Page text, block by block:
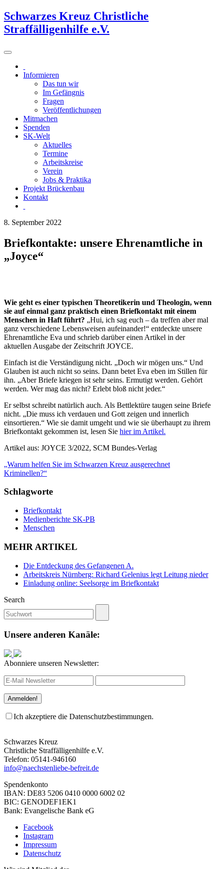
Schwarzes Kreuz Christliche
Straffälligenhilfe e.V.
Informieren
Das tun wir
Im Gefängnis
Fragen
Veröffentlichungen
Mitmachen
Spenden
SK-Welt
Aktuelles
Termine
Arbeitskreise
Verein
Jobs & Praktika
Projekt Brückenbau
Kontakt
8. September 2022
Briefkontakte: unsere Ehrenamtliche in
„Joyce“
Wie geht es einer typischen Theoretikerin und Theologin, wenn
sie auf einmal ganz praktisch einen Briefkontakt mit einem
Menschen in Haft führt? „Hui, ich sag euch – da treffen aber mal
ganz verschiedene Lebensweisen aufeinander!“ entdeckte unsere
Ehrenamtliche Eva und schrieb darüber einen Artikel in der
aktuellen Ausgabe der Zeitschrift JOYCE.
Einfach ist die Verständigung nicht. „Doch wir mögen uns.“ Und
Glauben ist auch nicht so seins. Dann betet Eva eben im Stillen für
ihn. „Aber Briefe kriegen ist sehr seins. Ermutigt werden. Gehört
werden. Wer mag das nicht? Erlebt bloß nicht jeder.“
Er selbst schreibt natürlich auch. Als Bettlektüre taugen seine Briefe
nicht. „Die muss ich verdauen und Gott zeigen und innerlich
einsortieren.“ Wie sie damit umgeht und wie sie überhaupt zu ihrem
Briefkontakt gekommen ist, lesen Sie hier im Artikel.
Artikel aus: JOYCE 3/2022, SCM Bundes-Verlag
„Warum helfen Sie im Schwarzen Kreuz ausgerechnet
Kriminellen?“
Schlagworte
Briefkontakt
Medienberichte SK-PB
Menschen
MEHR ARTIKEL
Die Entdeckung des Gefangenen A.
Arbeitskreis Nürnberg: Richard Gelenius legt Leitung nieder
Einladung online: Seelsorge im Briefkontakt
Search
Unsere anderen Kanäle:
Abonniere unseren Newsletter:
Ich akzeptiere die Datenschutzbestimmungen.
Schwarzes Kreuz
Christliche Straffälligenhilfe e.V.
Telefon: 05141-946160
info@naechstenliebe-befreit.de
Spendenkonto
IBAN: DE83 5206 0410 0000 6002 02
BIC: GENODEF1EK1
Bank: Evangelische Bank eG
Facebook
Instagram
Impressum
Datenschutz